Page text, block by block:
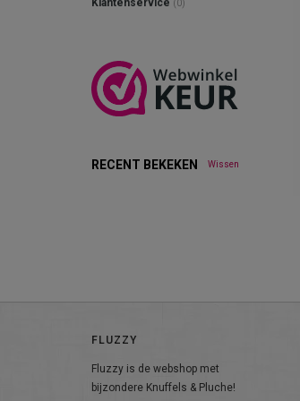
Klantenservice (0)
RECENT BEKEKEN Wissen
FLUZZY
Fluzzy is de webshop met
bijzondere Knuffels & Pluche!